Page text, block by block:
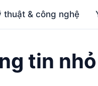
thuật & công nghệ
tin